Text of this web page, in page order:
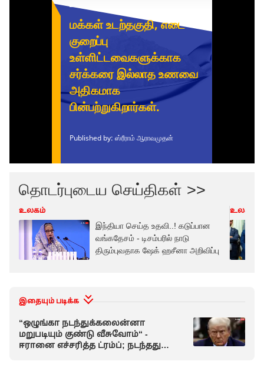
தொடர்புடைய செய்திகள் >>
உலகம்
இந்தியா செய்த உதவி..! கடுப்பான
வங்கதேசம் - டிசம்பரில் நாடு
திரும்புவதாக ஷேக் ஹசீனா அறிவிப்பு
உலகம்
இதையும் படிக்க
“ஒழுங்கா நடந்துக்கலைன்னா
மறுபடியும் குண்டு வீசுவோம்“ -
ஈரானை எச்சரித்த ட்ரம்ப்; நடந்தது